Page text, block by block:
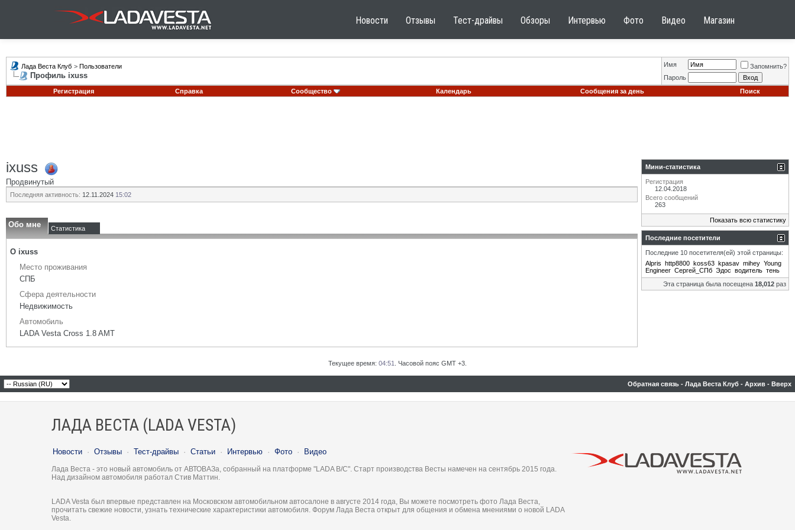
Новости Отзывы Тест-драйвы Обзоры Интервью Фото Видео Магазин
Лада Веста Клуб > Пользователи
Профиль ixuss
Имя
Запомнить?
Пароль
Регистрация
Справка Сообщество Календарь Сообщения за день Поиск
ixuss
Продвинутый
Последняя активность: 12.11.2024 15:02
Обо мне Статистика
О ixuss
Место проживания
СПБ
Сфера деятельности
Недвижимость
Автомобиль
LADA Vesta Cross 1.8 AMT
Мини-статистика
Регистрация
12.04.2018
Всего сообщений
263
Показать всю статистику
Последние посетители
Последние 10 посетителя(ей) этой страницы:
Alpris http8800 koss63 kpasav mihey Young
Engineer Сергей_СПб Эдос водитель тень
Эта страница была посещена 18,012 раз
Текущее время: 04:51 . Часовой пояс GMT +3.
Обратная связь - Лада Веста Клуб - Архив - Вверх
ЛАДА ВЕСТА (LADA VESTA)
Новости · Отзывы · Тест-драйвы · Статьи · Интервью · Фото · Видео
Лада Веста - это новый автомобиль от АВТОВАЗа, собранный на платформе "LADA B/C". Старт производства Весты намечен на сентябрь 2015 года.
Над дизайном автомобиля работал Стив Маттин.
LADA Vesta был впервые представлен на Московском автомобильном автосалоне в августе 2014 года, Вы можете посмотреть фото Лада Веста,
прочитать свежие новости, узнать технические характеристики автомобиля. Форум Лада Веста открыт для общения и обмена мнениями о новой LADA
Vesta.